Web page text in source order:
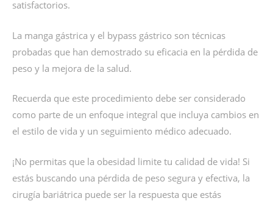
satisfactorios.
La manga gástrica y el bypass gástrico son técnicas
probadas que han demostrado su eficacia en la pérdida de
peso y la mejora de la salud.
Recuerda que este procedimiento debe ser considerado
como parte de un enfoque integral que incluya cambios en
el estilo de vida y un seguimiento médico adecuado.
¡No permitas que la obesidad limite tu calidad de vida! Si
estás buscando una pérdida de peso segura y efectiva, la
cirugía bariátrica puede ser la respuesta que estás